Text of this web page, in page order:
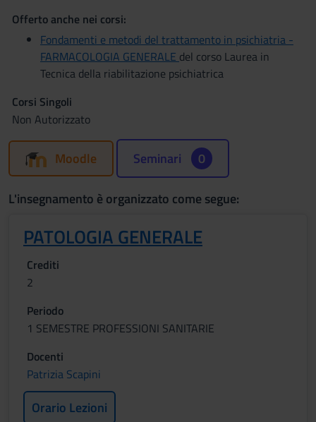
Offerto anche nei corsi:
Fondamenti e metodi del trattamento in psichiatria -
FARMACOLOGIA GENERALE del corso Laurea in
Tecnica della riabilitazione psichiatrica
Corsi Singoli
Non Autorizzato
Moodle Seminari 0
L'insegnamento è organizzato come segue:
PATOLOGIA GENERALE
Crediti
2
Periodo
1 SEMESTRE PROFESSIONI SANITARIE
Docenti
Patrizia Scapini
Orario Lezioni